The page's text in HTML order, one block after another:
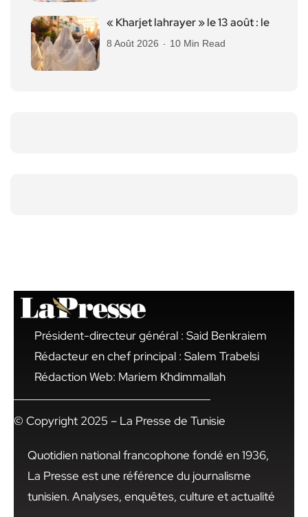
« Kharjet lahrayer » le 13 août : le
8 Août 2026 10 Min Read
Président-directeur général : Said Benkraiem
Rédacteur en chef principal : Salem Trabelsi
Rédaction Web: Mariem Khdimmallah
© Copyright 2025 – La Presse de Tunisie
Quotidien national francophone fondé en 1936,
La Presse est une référence du journalisme
tunisien. Analyses, enquêtes, culture et actualité